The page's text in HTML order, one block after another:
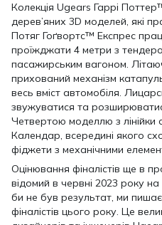
Колекція Ugears Гаррі
дерев’яних 3D моделей, які
Потяг Гоґвортс™ Експрес
проїжджати 4 метри з
пасажирським вагоном.
прихований механізм
весь вміст автомобіля.
звужуватися та
Четвертою моделлю з
Календар, всередині якого
фіджети з механічними
Оцінювання фіналістів ще в
відомий в червні 2023 року
би не був результат, ми
фіналістів цього року. Це